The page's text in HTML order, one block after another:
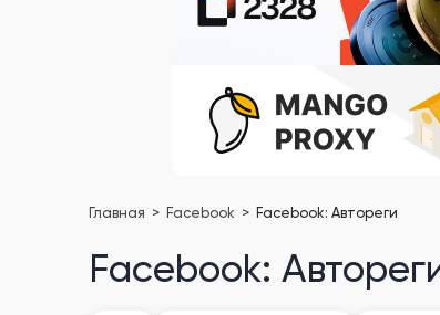
Главная Facebook Facebook: Автореги
Facebook: